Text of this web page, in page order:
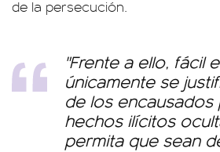
de la persecución.
"Frente a ello, fácil
únicamente se
de los
hechos ilícitos
permita que sean